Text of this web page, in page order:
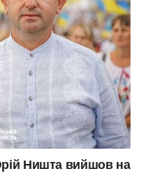
Ништа вийшов на